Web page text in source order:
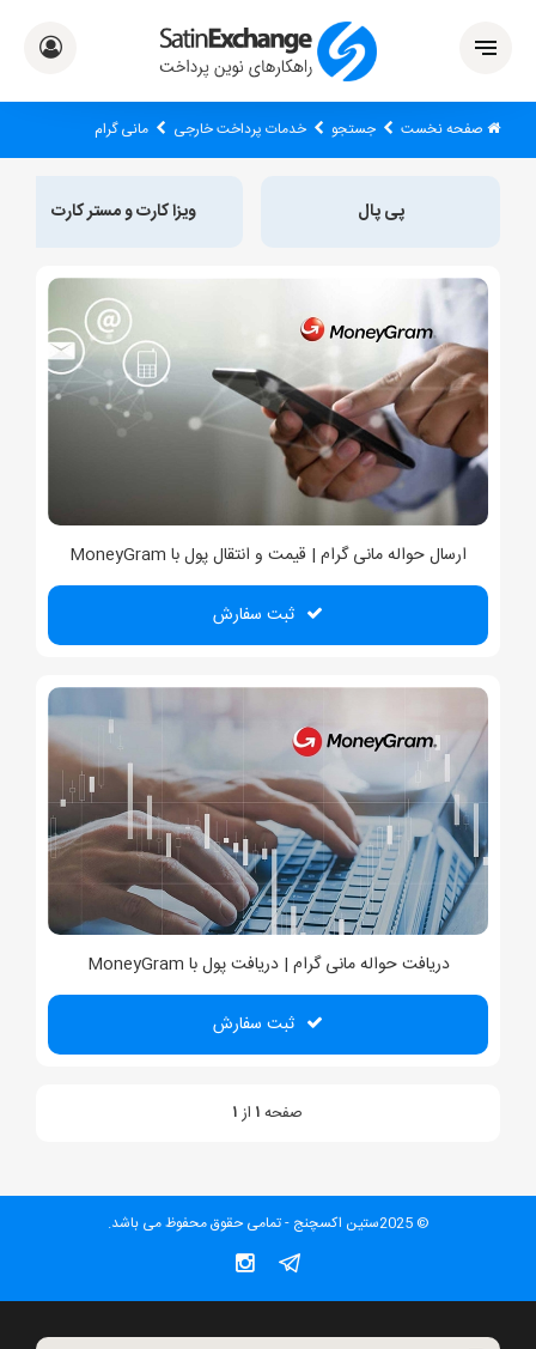
صفحه نخست جستجو خدمات پرداخت خارجی مانی گرام
پی پال ویزا کارت و مستر کارت
ارسال حواله مانی گرام | قیمت و انتقال پول با MoneyGram
ثبت سفارش
دریافت حواله مانی گرام | دریافت پول با MoneyGram
ثبت سفارش
صفحه۱ از۱
© 2025ستین اکسچنج - تمامی حقوق محفوظ می باشد.